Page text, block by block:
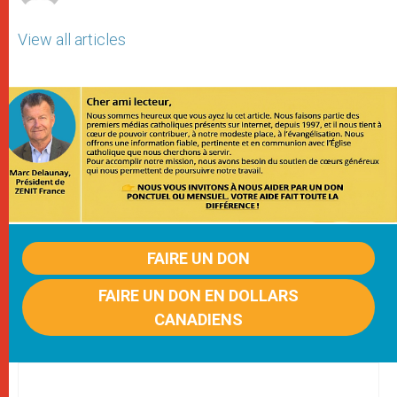
View all articles
FAIRE UN DON
FAIRE UN DON EN DOLLARS
CANADIENS